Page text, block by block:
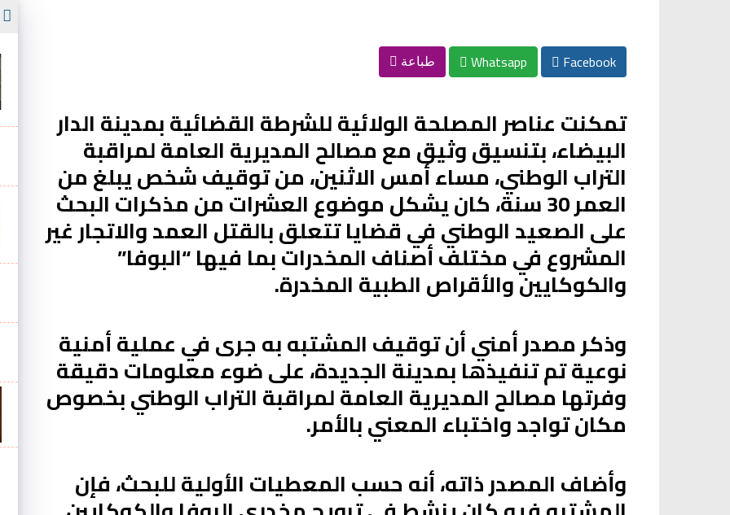
Facebook
Whatsapp طباعة
تمكنت عناصر المصلحة الولائية للشرطة القضائية بمدينة الدار
البيضاء، بتنسيق وثيق مع مصالح المديرية العامة لمراقبة
التراب الوطني، مساء أمس الاثنين، من توقيف شخص يبلغ من
العمر 30 سنة، كان يشكل موضوع العشرات من مذكرات البحث
على الصعيد الوطني في قضايا تتعلق بالقتل العمد والاتجار غير
المشروع في مختلف أصناف المخدرات بما فيها “البوفا”
والكوكايين والأقراص الطبية المخدرة.
وذكر مصدر أمني أن توقيف المشتبه به جرى في عملية أمنية
نوعية تم تنفيذها بمدينة الجديدة، على ضوء معلومات دقيقة
وفرتها مصالح المديرية العامة لمراقبة التراب الوطني بخصوص
مكان تواجد واختباء المعني بالأمر.
وأضاف المصدر ذاته، أنه حسب المعطيات الأولية للبحث، فإن